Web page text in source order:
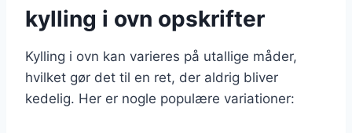
kylling i ovn opskrifter
Kylling i ovn kan varieres på utallige måder,
hvilket gør det til en ret, der aldrig bliver
kedelig. Her er nogle populære variationer: